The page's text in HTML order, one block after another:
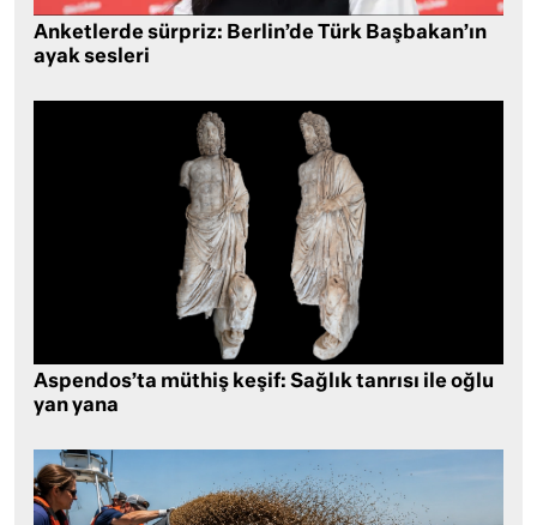
Anketlerde sürpriz: Berlin’de Türk Başbakan’ın
ayak sesleri
Aspendos’ta müthiş keşif: Sağlık tanrısı ile oğlu
yan yana